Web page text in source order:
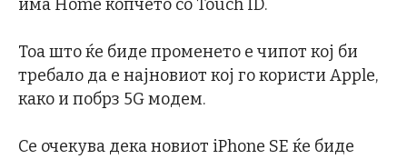
има Home копчето со Touch ID.
Тоа што ќе биде променето е чипот кој би
требало да е најновиот кој го користи Apple,
како и побрз 5G модем.
Се очекува дека новиот iPhone SE ќе биде